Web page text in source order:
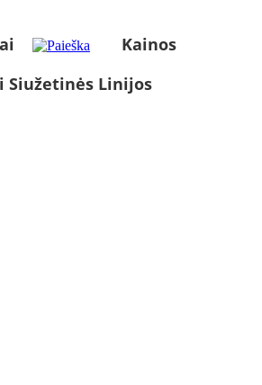
Kainos
Siužetinės Linijos